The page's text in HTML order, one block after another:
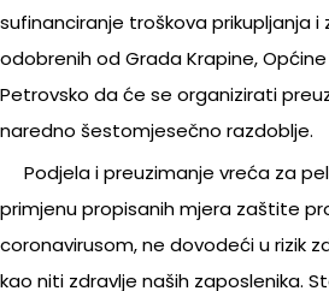
sufinanciranje troškova prikupljanja i
odobrenih od Grada Krapine,
Petrovsko da će se organizirati
naredno šestomjesečno razdoblje.
Podjela i preuzimanje vreća za
primjenu propisanih mjera zaštite
coronavirusom, ne dovodeći u rizik
kao niti zdravlje naših zaposlenika.